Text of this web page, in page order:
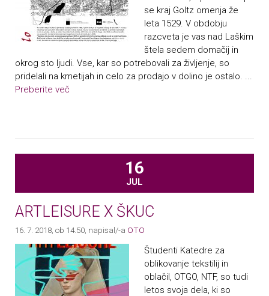
se kraj Goltz omenja že
leta 1529. V obdobju
razcveta je vas nad Laškim
štela sedem domačij in
okrog sto ljudi. Vse, kar so potrebovali za življenje, so
pridelali na kmetijah in celo za prodajo v dolino je ostalo. ...
Preberite več
16
JUL
ARTLEISURE X ŠKUC
16. 7. 2018, ob 14.50 , napisal/-a OTO
Študenti Katedre za
oblikovanje tekstilij in
oblačil, OTGO, NTF, so tudi
letos svoja dela, ki so